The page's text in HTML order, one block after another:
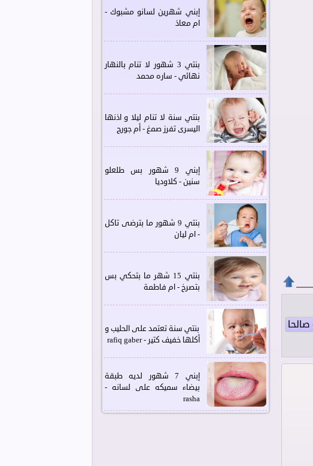
إبني شهرين لسانو مشبوك -
ام معاذ
بنتي 3 شهور لا تنام بالنهار
نهائي - ساره محمد
بنتي سنة لا تنام ليلا و اذنها
اليسرى تفرز صمغ - أم جورج
إبني 9 شهور بس طلعلو
سنين - كلاوديا
بنتي 9 شهور ما بترضى تاكل
- ام ليان
بنتي 15 شهر ما بتحكي بس
بتصرخ - ام فاطمة
بنتي سنة تعتمد على الحليب و
أكلها خفيف كتير - rafiq gaber
إبني 7 شهور لديه طبقة
بيضاء سميكه على لسانه -
rasha